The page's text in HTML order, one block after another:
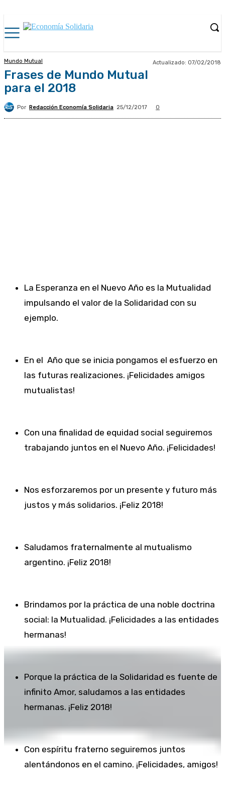
Mundo Mutual Actualizado: 07/02/2018
Frases de Mundo Mutual
para el 2018
Por Redacción Economía Solidaria 25/12/2017 0
La Esperanza en el Nuevo Año es la Mutualidad
impulsando el valor de la Solidaridad con su
ejemplo.
En el Año que se inicia pongamos el esfuerzo en
las futuras realizaciones. ¡Felicidades amigos
mutualistas!
Con una finalidad de equidad social seguiremos
trabajando juntos en el Nuevo Año. ¡Felicidades!
Nos esforzaremos por un presente y futuro más
justos y más solidarios. ¡Feliz 2018!
Saludamos fraternalmente al mutualismo
argentino. ¡Feliz 2018!
Brindamos por la práctica de una noble doctrina
social: la Mutualidad. ¡Felicidades a las entidades
hermanas!
Porque la práctica de la Solidaridad es fuente de
infinito Amor, saludamos a las entidades
hermanas. ¡Feliz 2018!
Con espíritu fraterno seguiremos juntos
alentándonos en el camino. ¡Felicidades, amigos!